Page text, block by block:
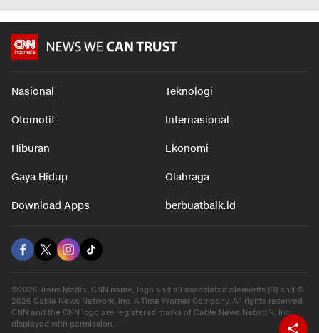
Nasional Teknologi
Otomotif Internasional
Hiburan Ekonomi
Gaya Hidup Olahraga
Download Apps berbuatbaik.id
©2026 Trans Media, CNN name, logo and all associated elements (R) and ©
2026 Cable News Network, Inc. A Time Warner Company. All rights reserved.
CNN and the CNN logo are registered marks of Cable News Network, Inc.,
displayed with permission.